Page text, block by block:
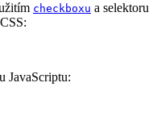
checkboxu a selektoru
JavaScriptu: